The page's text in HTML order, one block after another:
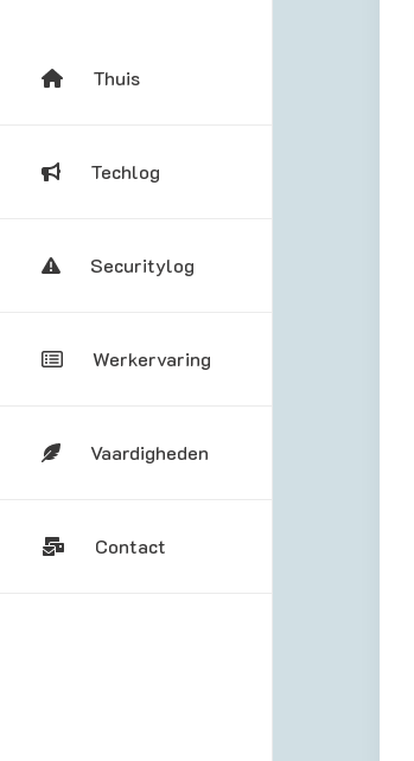
Thuis
Techlog
Securitylog
Werkervaring
Vaardigheden
Contact